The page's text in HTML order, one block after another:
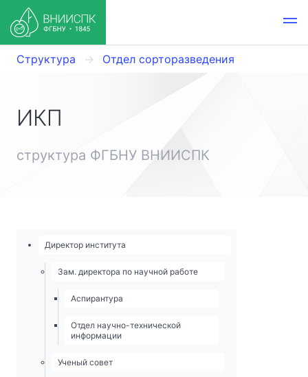
Структура Отдел сорторазведения
ИКП
структура ФГБНУ ВНИИСПК
Директор института
Зам. директора по научной работе
Аспирантура
Отдел научно-технической
информации
Ученый совет